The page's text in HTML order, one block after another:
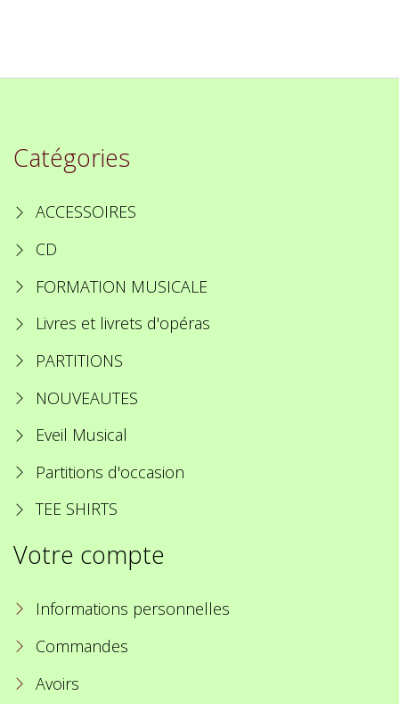
Catégories
ACCESSOIRES
CD
FORMATION MUSICALE
Livres et livrets d'opéras
PARTITIONS
NOUVEAUTES
Eveil Musical
Partitions d'occasion
TEE SHIRTS
Votre compte
Informations personnelles
Commandes
Avoirs